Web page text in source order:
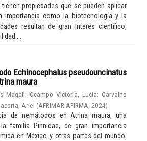
propiedades que se pueden aplicar
importancia como la biotecnología y la
resultan de gran interés científico,
...
Echinocephalus pseudouncinatus
maura
Magali; Ocampo Victoria, Lucia; Carvalho
Ariel (AFRIMAR-AFIRMA 2024)
de nemátodos en Atrina maura, una
familia Pinnidae, de gran importancia
en México y otras partes del mundo.